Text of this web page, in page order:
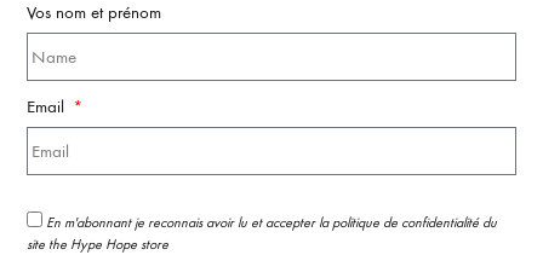
Vos nom et prénom
Email
En m'abonnant je reconnais avoir lu et accepter la politique de confidentialité du
site the Hype Hope store